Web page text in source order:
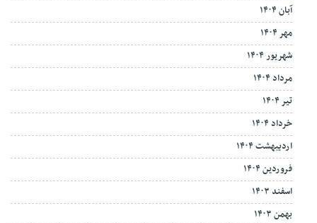
آبان ۱۴۰۴
مهر ۱۴۰۴
شهریور ۱۴۰۴
مرداد ۱۴۰۴
تیر ۱۴۰۴
خرداد ۱۴۰۴
اردیبهشت ۱۴۰۴
فروردین ۱۴۰۴
اسفند ۱۴۰۳
بهمن ۱۴۰۳